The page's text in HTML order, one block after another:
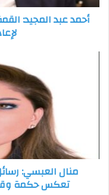
لإعادة
الصفأحمد عبد المجيد:
حكمة
منال العبسي:
تعكس حكمة